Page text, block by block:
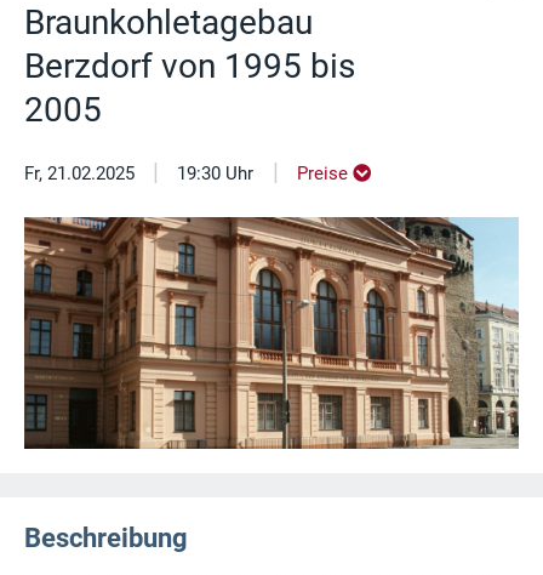
Braunkohletagebau
Berzdorf von 1995 bis
2005
Fr, 21.02.2025 | 19:30 Uhr | Preise
Beschreibung